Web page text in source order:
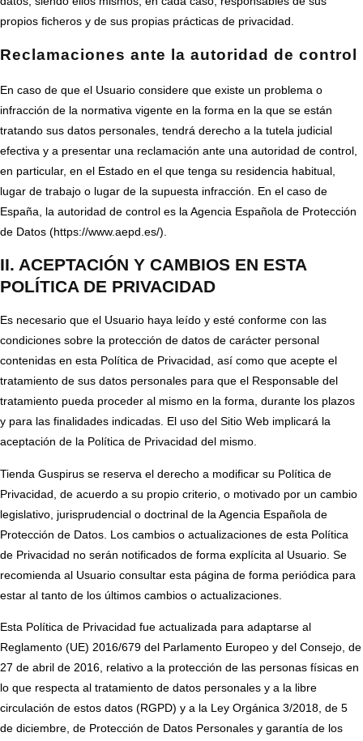
propios ficheros y de sus propias prácticas de privacidad.
Reclamaciones ante la autoridad de control
En caso de que el Usuario considere que existe un problema o
infracción de la normativa vigente en la forma en la que se están
tratando sus datos personales, tendrá derecho a la tutela judicial
efectiva y a presentar una reclamación ante una autoridad de control,
en particular, en el Estado en el que tenga su residencia habitual,
lugar de trabajo o lugar de la supuesta infracción. En el caso de
España, la autoridad de control es la Agencia Española de Protección
de Datos (https://www.aepd.es/).
II. ACEPTACIÓN Y CAMBIOS EN ESTA
POLÍTICA DE PRIVACIDAD
Es necesario que el Usuario haya leído y esté conforme con las
condiciones sobre la protección de datos de carácter personal
contenidas en esta Política de Privacidad, así como que acepte el
tratamiento de sus datos personales para que el Responsable del
tratamiento pueda proceder al mismo en la forma, durante los plazos
y para las finalidades indicadas. El uso del Sitio Web implicará la
aceptación de la Política de Privacidad del mismo.
Tienda Guspirus se reserva el derecho a modificar su Política de
Privacidad, de acuerdo a su propio criterio, o motivado por un cambio
legislativo, jurisprudencial o doctrinal de la Agencia Española de
Protección de Datos. Los cambios o actualizaciones de esta Política
de Privacidad no serán notificados de forma explícita al Usuario. Se
recomienda al Usuario consultar esta página de forma periódica para
estar al tanto de los últimos cambios o actualizaciones.
Esta Política de Privacidad fue actualizada para adaptarse al
Reglamento (UE) 2016/679 del Parlamento Europeo y del Consejo, de
27 de abril de 2016, relativo a la protección de las personas físicas en
lo que respecta al tratamiento de datos personales y a la libre
circulación de estos datos (RGPD) y a la Ley Orgánica 3/2018, de 5
de diciembre, de Protección de Datos Personales y garantía de los